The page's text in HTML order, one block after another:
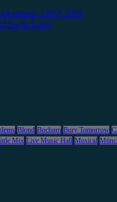
24.07.2026
So In Love
Blond Bochum Bury Tomorrow
Mix Live Music Hall Musical